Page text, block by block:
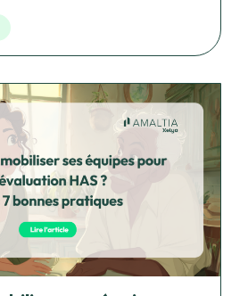
ses équipes